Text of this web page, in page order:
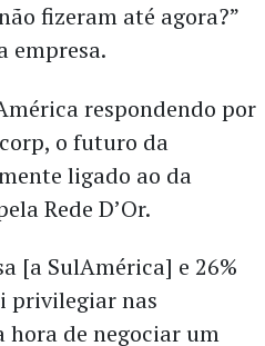
fizeram até agora?”
empresa.
respondendo por
o futuro da
ligado ao da
Rede D’Or.
[a SulAmérica] e 26%
privilegiar nas
hora de negociar um